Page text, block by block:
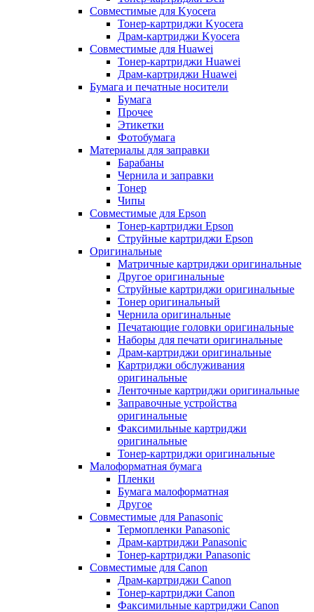
Совместимые для Kyocera
Тонер-картриджи Kyocera
Драм-картриджи Kyocera
Совместимые для Huawei
Тонер-картриджи Huawei
Драм-картриджи Huawei
Бумага и печатные носители
Бумага
Прочее
Этикетки
Фотобумага
Материалы для заправки
Барабаны
Чернила и заправки
Тонер
Чипы
Совместимые для Epson
Тонер-картриджи Epson
Струйные картриджи Epson
Оригинальные
Матричные картриджи оригинальные
Другое оригинальные
Струйные картриджи оригинальные
Тонер оригинальный
Чернила оригинальные
Печатающие головки оригинальные
Наборы для печати оригинальные
Драм-картриджи оригинальные
Картриджи обслуживания
оригинальные
Ленточные картриджи оригинальные
Заправочные устройства
оригинальные
Факсимильные картриджи
оригинальные
Тонер-картриджи оригинальные
Малоформатная бумага
Пленки
Бумага малоформатная
Другое
Совместимые для Panasonic
Термопленки Panasonic
Драм-картриджи Panasonic
Тонер-картриджи Panasonic
Совместимые для Canon
Драм-картриджи Canon
Тонер-картриджи Canon
Факсимильные картриджи Canon